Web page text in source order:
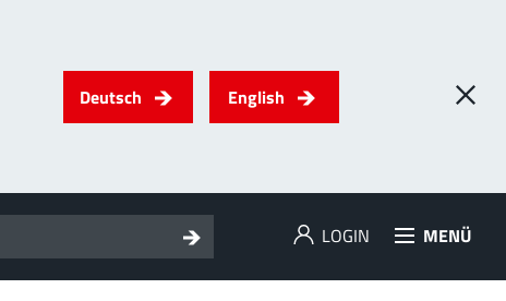
Deutsch English
LOGIN MENÜ